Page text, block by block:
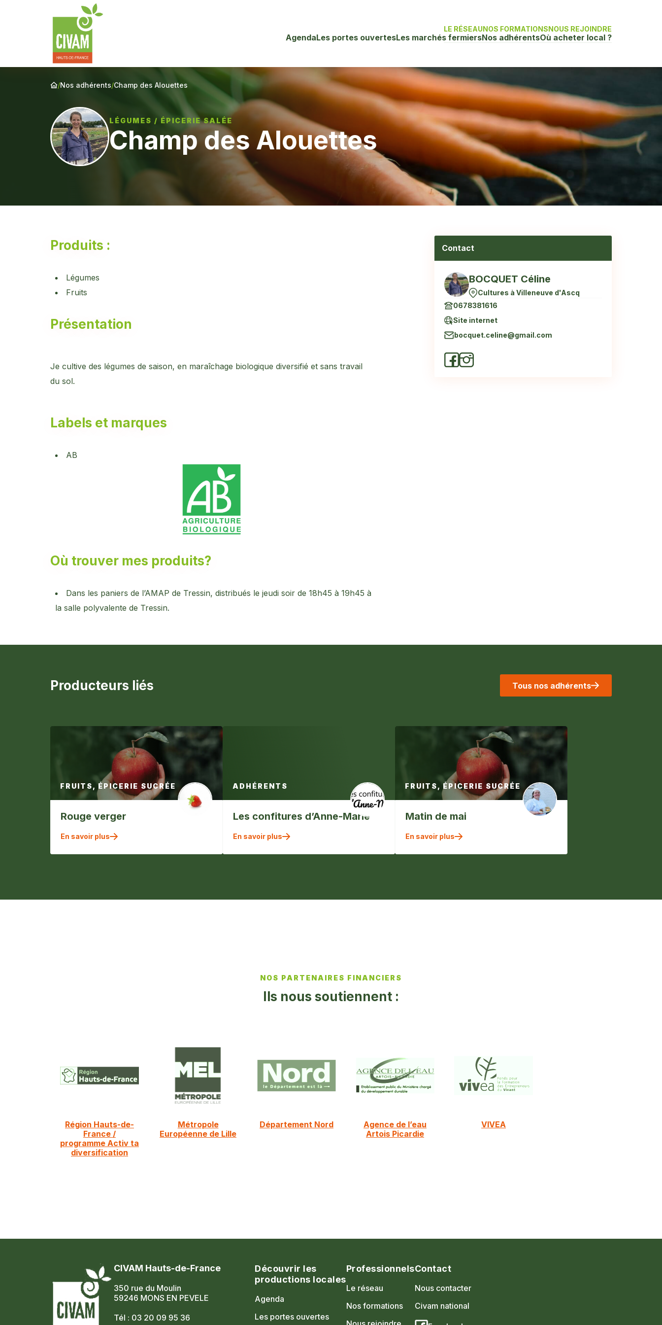
LE RÉSEAUNOS FORMATIONSNOUS REJOINDRE
AgendaLes portes ouvertesLes marchés fermiersNos adhérentsOù acheter local ?
/Nos adhérents/Champ des Alouettes
LÉGUMES / ÉPICERIE SALÉE
Champ des Alouettes
Produits :
Légumes
Fruits
Présentation
Je cultive des légumes de saison, en maraîchage biologique diversifié et sans travail
du sol.
Labels et marques
AB
Où trouver mes produits?
Dans les paniers de l’AMAP de Tressin, distribués le jeudi soir de 18h45 à 19h45 à
la salle polyvalente de Tressin.
Contact
BOCQUET Céline
Cultures à Villeneuve d'Ascq
0678381616
Site internet
bocquet.celine@gmail.com
Producteurs liés Tous nos adhérents
FRUITS, ÉPICERIE SUCRÉE
Rouge verger
En savoir plus
ADHÉRENTS
Les confitures d’Anne-Marie
En savoir plus
FRUITS, ÉPICERIE SUCRÉE
Matin de mai
En savoir plus
NOS PARTENAIRES FINANCIERS
Ils nous soutiennent :
Région Hauts-de-
France /
programme Activ ta
diversification
Métropole
Européenne de Lille
Département Nord
Agence de l’eau
Artois Picardie
VIVEA
CIVAM Hauts-de-France
350 rue du Moulin
59246 MONS EN PEVELE
Tél : 03 20 09 95 36
Découvrir les
productions locales
Agenda
Les portes ouvertes
Professionnels
Le réseau
Nos formations
Contact
Nous contacter
Civam national